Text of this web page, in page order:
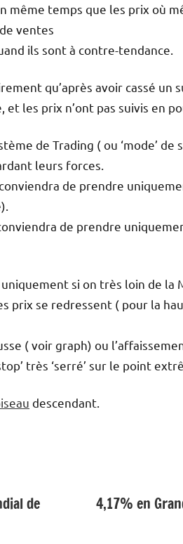
même temps que les prix où
ventes
ils sont à contre-tendance.
qu’après avoir cassé un
les prix n’ont pas suivis en
de Trading ( ou ‘mode’
leurs forces.
de prendre
de prendre
si on très loin de la
prix se redressent ( pour la
( voir graph) ou
très ‘serré’ sur le point
descendant.
de
4,17% en